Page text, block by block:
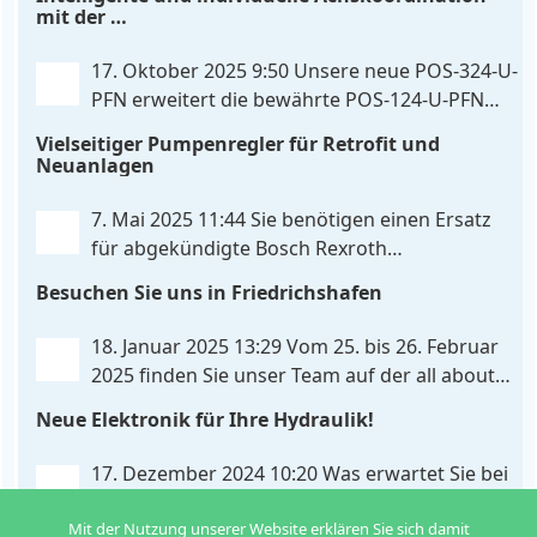
Funktion der UHC-126-U-PFN bleibt erhalten,
Anpassungsmöglichkeiten. Die UHC-326-U-PFN ist
ein hydraulisches Steuergerät zur genauen
. . .
mit der
17. Oktober 2025 9:50 Unsere neue POS-324-U-
PFN erweitert die bewährte POS-124-U-PFN
Achskoordination und individuelle
und integrierten Simulationsmodus. Zusätzlich zur
bewährten Gleichlaufregelung, die eine präzise und
Vielseitiger Pumpenregler für Retrofit und
Neuanlagen
7. Mai 2025 11:44Sie benötigen einen Ersatz
für abgekündigte Bosch Rexroth
neue Pumpenregler PQP-179-P ist eine vielseitige
und preiswerte Lösung für Hydrauliksysteme, vor
allem für die präzise
Besuchen Sie uns in Friedrichshafen
18. Januar 2025 13:29Vom 25. bis 26. Februar
2025 finden Sie unser Team auf der all about
430 zeigen wir Ihnen an unserem Demo-Cube, wie
einfach die Ansteuerung von Hydraulikventilen . . .
Neue Elektronik für Ihre Hydraulik!
17. Dezember 2024 10:20Was erwartet Sie bei
Neuentwicklungen für verschiedene
Mit der Nutzung unserer Website erklären Sie sich damit